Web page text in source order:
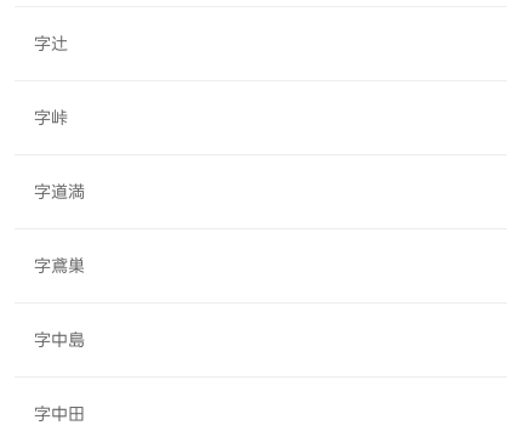
字辻
字峠
字道満
字鳶巣
字中島
字中田